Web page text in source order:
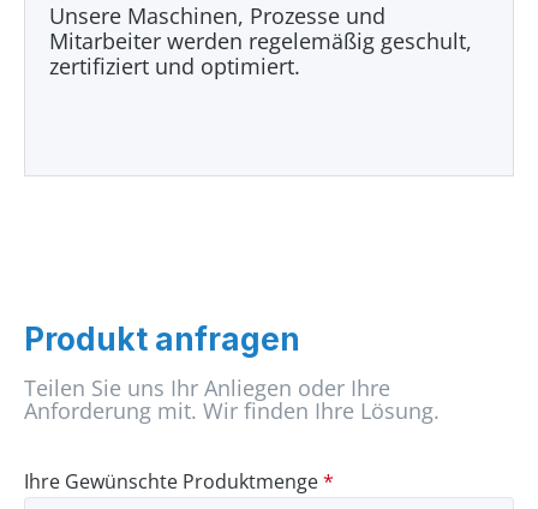
Unsere Maschinen, Prozesse und
Mitarbeiter werden regelemäßig geschult,
zertifiziert und optimiert.
Produkt anfragen
Teilen Sie uns Ihr Anliegen oder Ihre
Anforderung mit. Wir finden Ihre Lösung.
Ihre Gewünschte Produktmenge*